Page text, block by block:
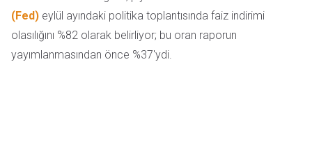
(Fed) eylül ayındaki politika toplantısında faiz indirimi
olasılığını %82 olarak belirliyor; bu oran raporun
yayımlanmasından önce %37'ydi.